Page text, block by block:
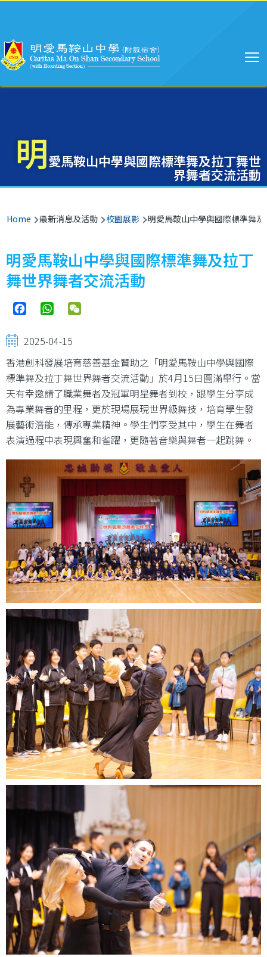
明愛馬鞍山中學與國際標準舞及拉丁舞世
界舞者交流活動
Breadcrumb
Home 最新消息及活動 校園展影 明愛馬鞍山中學與國際標準舞
明愛馬鞍山中學與國際標準舞及拉丁
舞世界舞者交流活動
FacebookWhatsApp
2025-04-15
香港創科發展培育慈善基金贊助之「明愛馬鞍山中學與國際
標準舞及拉丁舞世界舞者交流活動」於4月15日圓滿舉行。當
天有幸邀請了職業舞者及冠軍明星舞者到校，跟學生分享成
為專業舞者的里程，更於現場展現世界級舞技，培育學生發
展藝術潛能，傳承專業精神。學生們享受其中，學生在舞者
表演過程中表現興奮和雀躍，更隨著音樂與舞者一起跳舞。